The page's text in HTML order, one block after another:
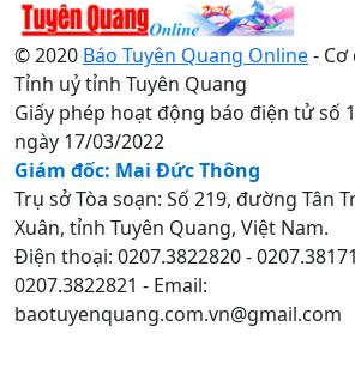
© 2020 Báo Tuyên Quang Online-
Tỉnh uỷ tỉnh Tuyên Quang
Giấy phép hoạt động báo điện tử số
ngày 17/03/2022
Giám đốc: Mai Đức Thông
Trụ sở Tòa soạn: Số 219, đường Tân
Xuân, tỉnh Tuyên Quang, Việt Nam.
Điện thoại: 0207.3822820 -
0207.3822821 - Email:
baotuyenquang.com.vn@gmail.com